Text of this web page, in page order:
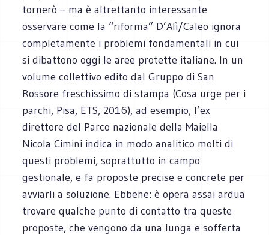
tornerò – ma è altrettanto interessante
osservare come la “riforma” D’Alì/Caleo ignora
completamente i problemi fondamentali in cui
si dibattono oggi le aree protette italiane. In un
volume collettivo edito dal Gruppo di San
Rossore freschissimo di stampa (Cosa urge per i
parchi, Pisa, ETS, 2016), ad esempio, l’ex
direttore del Parco nazionale della Maiella
Nicola Cimini indica in modo analitico molti di
questi problemi, soprattutto in campo
gestionale, e fa proposte precise e concrete per
avviarli a soluzione. Ebbene: è opera assai ardua
trovare qualche punto di contatto tra queste
proposte, che vengono da una lunga e sofferta